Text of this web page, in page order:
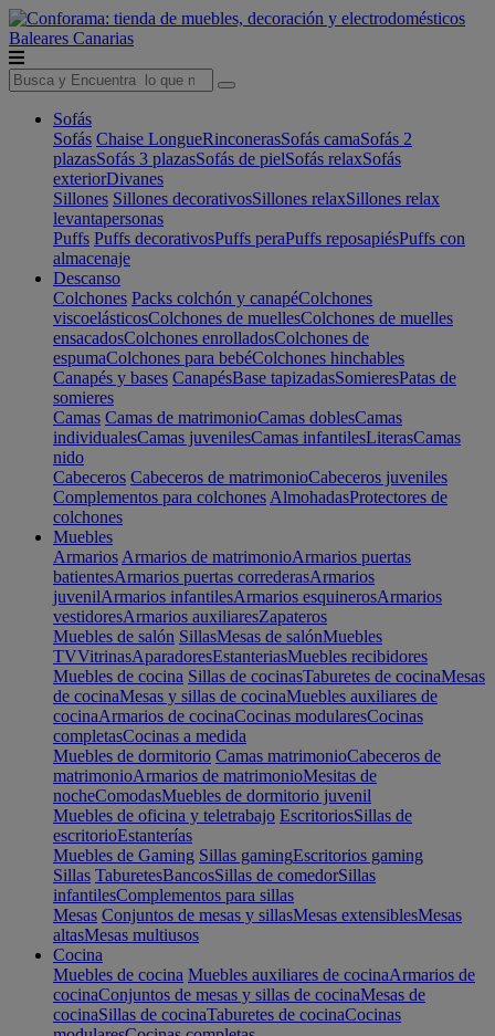
Baleares Canarias
Sofás
Sofás Chaise LongueRinconerasSofás camaSofás 2
plazasSofás 3 plazasSofás de pielSofás relaxSofás
exteriorDivanes
Sillones Sillones decorativosSillones relaxSillones relax
levantapersonas
Puffs Puffs decorativosPuffs peraPuffs reposapiésPuffs con
almacenaje
Descanso
Colchones Packs colchón y canapéColchones
viscoelásticosColchones de muellesColchones de muelles
ensacadosColchones enrolladosColchones de
espumaColchones para bebéColchones hinchables
Canapés y bases CanapésBase tapizadasSomieresPatas de
somieres
Camas Camas de matrimonioCamas doblesCamas
individualesCamas juvenilesCamas infantilesLiterasCamas
nido
Cabeceros Cabeceros de matrimonioCabeceros juveniles
Complementos para colchones AlmohadasProtectores de
colchones
Muebles
Armarios Armarios de matrimonioArmarios puertas
batientesArmarios puertas correderasArmarios
juvenilArmarios infantilesArmarios esquinerosArmarios
vestidoresArmarios auxiliaresZapateros
Muebles de salón SillasMesas de salónMuebles
TVVitrinasAparadoresEstanteriasMuebles recibidores
Muebles de cocina Sillas de cocinasTaburetes de cocinaMesas
de cocinaMesas y sillas de cocinaMuebles auxiliares de
cocinaArmarios de cocinaCocinas modularesCocinas
completasCocinas a medida
Muebles de dormitorio Camas matrimonioCabeceros de
matrimonioArmarios de matrimonioMesitas de
nocheComodasMuebles de dormitorio juvenil
Muebles de oficina y teletrabajo EscritoriosSillas de
escritorioEstanterías
Muebles de Gaming Sillas gamingEscritorios gaming
Sillas TaburetesBancosSillas de comedorSillas
infantilesComplementos para sillas
Mesas Conjuntos de mesas y sillasMesas extensiblesMesas
altasMesas multiusos
Cocina
Muebles de cocina Muebles auxiliares de cocinaArmarios de
cocinaConjuntos de mesas y sillas de cocinaMesas de
cocinaSillas de cocinaTaburetes de cocinaCocinas